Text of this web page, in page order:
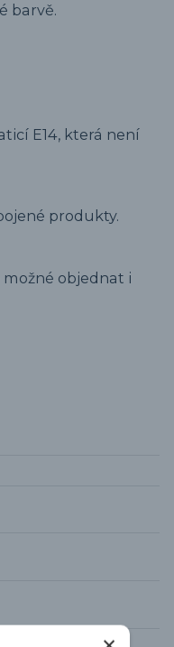
barvě.
E14, která není
produkty.
možné objednat i